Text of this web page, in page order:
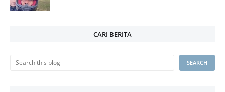
CARI BERITA